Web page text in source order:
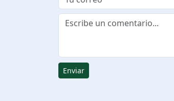
Enviar